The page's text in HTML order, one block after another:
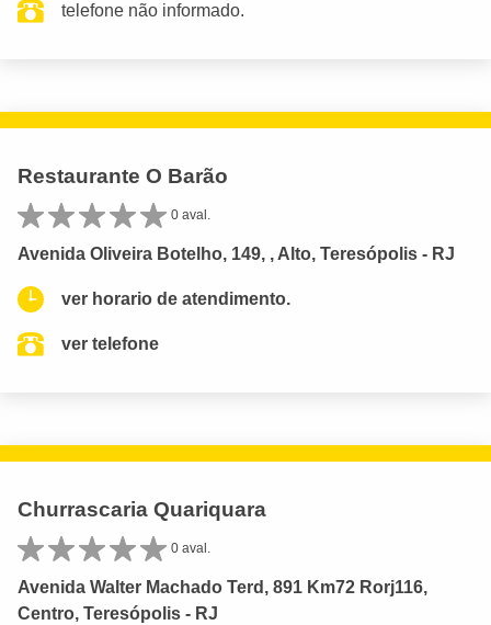
telefone não informado.
Restaurante O Barão
0 aval.
Avenida Oliveira Botelho, 149, , Alto, Teresópolis - RJ
ver horario de atendimento.
ver telefone
Churrascaria Quariquara
0 aval.
Avenida Walter Machado Terd, 891 Km72 Rorj116,
Centro, Teresópolis - RJ